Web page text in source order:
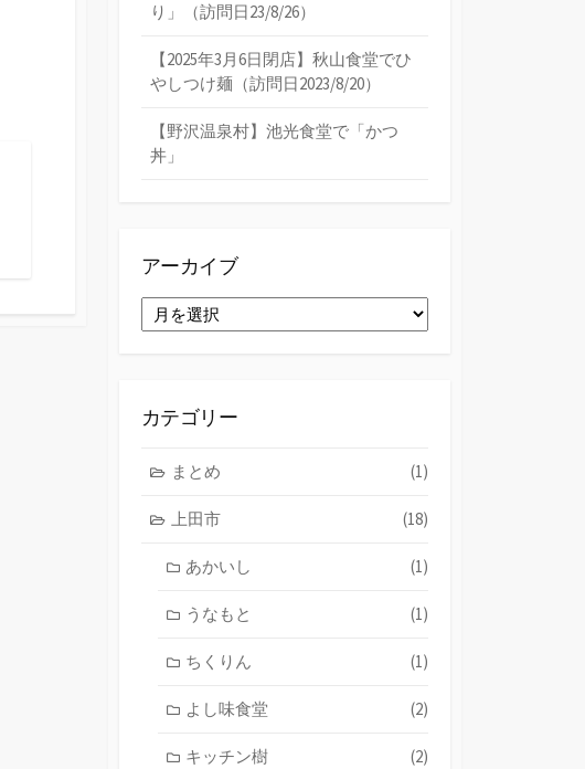
り」（訪問日23/8/26）
【2025年3月6日閉店】秋山食堂でひ
やしつけ麺（訪問日2023/8/20）
【野沢温泉村】池光食堂で「かつ
丼」
アーカイブ
ー
カテゴリー
まとめ (1)
上田市 (18)
あかいし (1)
うなもと (1)
ちくりん (1)
よし味食堂 (2)
キッチン樹 (2)